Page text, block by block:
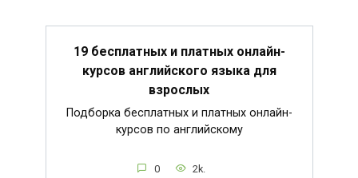
19 бесплатных и платных онлайн-
курсов английского языка для
взрослых
Подборка бесплатных и платных онлайн-
курсов по английскому
0 2k.